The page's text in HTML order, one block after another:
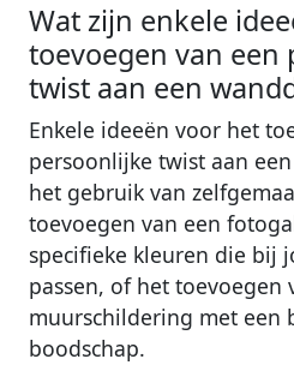
Wat zijn enkele
toevoegen van een
twist aan een
Enkele ideeën voor het
persoonlijke twist aan
het gebruik van
toevoegen van een
specifieke kleuren die bij
passen, of het toevoegen
muurschildering met een
boodschap.